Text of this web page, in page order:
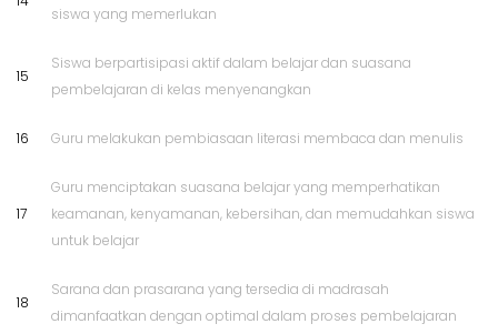
siswa yang memerlukan
15
Siswa berpartisipasi aktif dalam belajar dan suasana
pembelajaran di kelas menyenangkan
16 Guru melakukan pembiasaan literasi membaca dan menulis
17
Guru menciptakan suasana belajar yang memperhatikan
keamanan, kenyamanan, kebersihan, dan memudahkan siswa
untuk belajar
18
Sarana dan prasarana yang tersedia di madrasah
dimanfaatkan dengan optimal dalam proses pembelajaran